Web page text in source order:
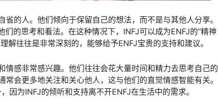
的人。他们倾向于保留自己的想法，而不是与其他人分享。
的思考和看法。在这种情况下，INFJ可以成为ENFJ的“精神
解往往是非常深刻的，能够给予ENFJ宝贵的支持和建议。
情感非常感兴趣。他们往往会花大量时间和精力去思考自己的
会更多地关注和关心他人，这与他们的直觉情感智能有关。
因为INFJ的倾听和支持离不开ENFJ在生活中的需求。